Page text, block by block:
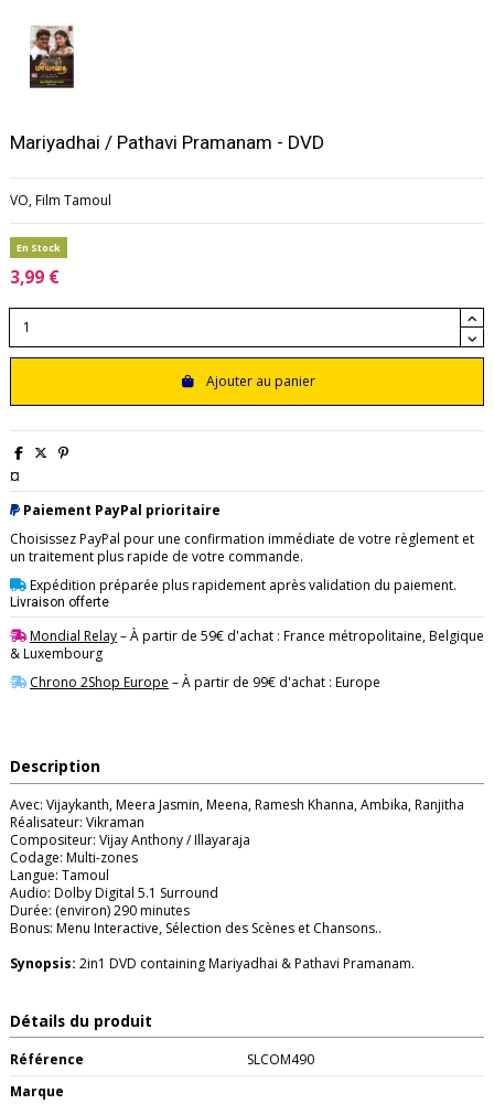
Mariyadhai / Pathavi Pramanam - DVD
VO, Film Tamoul
En Stock
3,99 €
Ajouter au panier
¤
Paiement PayPal prioritaire
Choisissez PayPal pour une confirmation immédiate de votre règlement et
un traitement plus rapide de votre commande.
Expédition préparée plus rapidement après validation du paiement.
Livraison offerte
Mondial Relay– À partir de 59€ d'achat : France métropolitaine, Belgique
& Luxembourg
Chrono 2Shop Europe – À partir de 99€ d'achat : Europe
Description
Avec: Vijaykanth, Meera Jasmin, Meena, Ramesh Khanna, Ambika, Ranjitha
Réalisateur: Vikraman
Compositeur: Vijay Anthony / Illayaraja
Codage: Multi-zones
Langue: Tamoul
Audio: Dolby Digital 5.1 Surround
Durée: (environ) 290 minutes
Bonus: Menu Interactive, Sélection des Scènes et Chansons..
Synopsis: 2in1 DVD containing Mariyadhai & Pathavi Pramanam.
Détails du produit
Référence
SLCOM490
Marque